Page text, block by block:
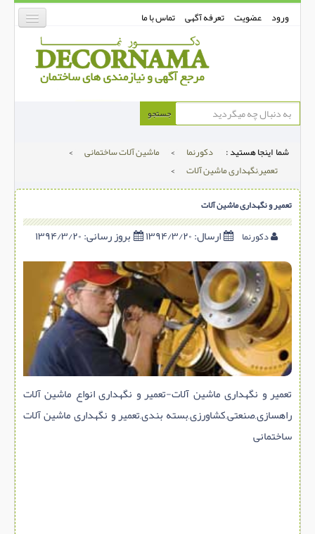
ورود عضویت تعرفه آگهی تماس با ما
دکورنما
دیوارپوش
دکوراسیون داخلی
درب و پنجره
بتن-بتون
شهری ترافیکی
ساخت و ساز
مصالح ساختمانی
سازه پیش ساخته
سنگ ساختمانی
عایق ساختمان
سرویس بهداشتی
پله,نرده,حفاظ
جستجو
شما اینجا هستید : دکورنما > ماشین آلات ساختمانی
>
تعمیر,نگهداری ماشین آلات
>
تعمیر و نگهداری ماشین آلات
دکورنما ارسال:۱۳۹۴/۳/۲۰ بروز رسانی:
تعمیر و نگهداری ماشین آلات-تعمیر و نگهداری انواع ماشین آلات
راهسازی,صنعتی,کشاورزی,بسته بندی,تعمیر و نگهداری ماشین آلات
ساختمانی